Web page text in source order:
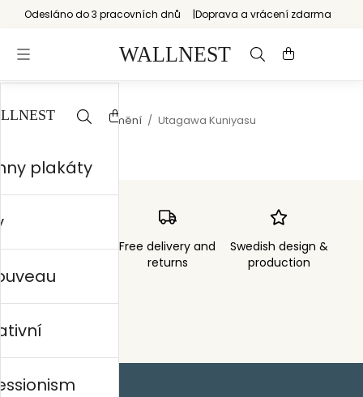
Odesláno do 3 pracovních dnů Doprava a vrácení zdarma
Start / Japonské umění / Utagawa Kuniyasu
Order sent within Free delivery and
returns
Swedish design &
production
plakáty